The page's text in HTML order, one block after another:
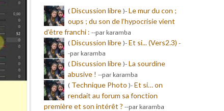
( Discussion libre)- Le mur du con ;
oups ; du son de l’hypocrisie vient
d’être franchi : --par karamba
( Discussion libre)- Et si... (Vers2.3) -
-par karamba
( Discussion libre)- La sourdine
abusive ! --par karamba
( Technique Photo )- Et si… on
rendait au forum sa fonction
première et son intérêt ? --par karamba